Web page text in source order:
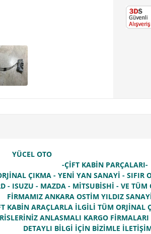
YÜCEL OTO
-ÇİFT KABİN PARÇALARI-
ÇIKMA - YENİ YAN SANAYİ - SIFIR
- ISUZU - MAZDA - MİTSUBİSHİ - VE TÜM
FİRMAMIZ ANKARA OSTİM YILDIZ
KABİN ARAÇLARLA İLGİLİ TÜM ORJİNAL
ANLASMALI KARGO FİRMALARI
DETAYLI BİLGİ İÇİN BİZİMLE